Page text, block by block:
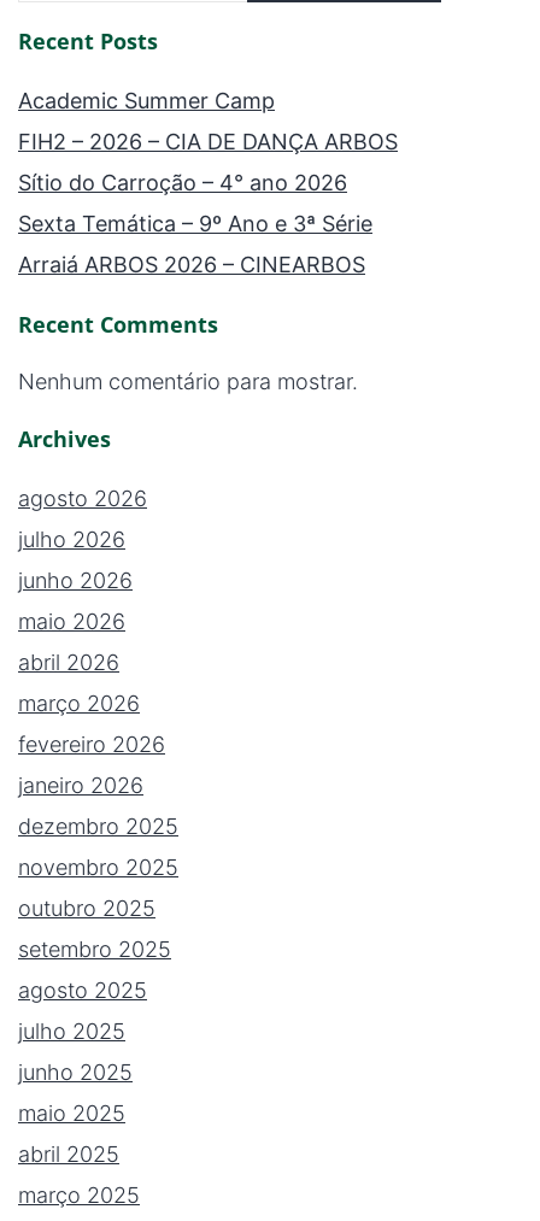
Recent Posts
Academic Summer Camp
FIH2 – 2026 – CIA DE DANÇA ARBOS
Sítio do Carroção – 4° ano 2026
Sexta Temática – 9º Ano e 3ª Série
Arraiá ARBOS 2026 – CINEARBOS
Recent Comments
Nenhum comentário para mostrar.
Archives
agosto 2026
julho 2026
junho 2026
maio 2026
abril 2026
março 2026
fevereiro 2026
janeiro 2026
dezembro 2025
novembro 2025
outubro 2025
setembro 2025
agosto 2025
julho 2025
junho 2025
maio 2025
abril 2025
março 2025